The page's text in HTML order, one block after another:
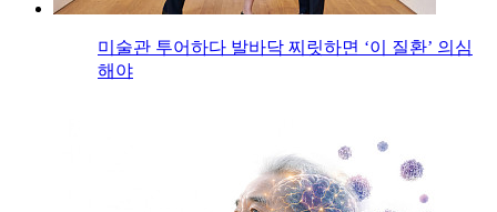
미술관 투어하다 발바닥 찌릿하면 ‘이 질환’ 의심
해야